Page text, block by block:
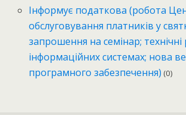
Інформує податкова (робота
обслуговування платників у
запрошення на семінар;
інформаційних системах; нова
програмного забезпечення) (0)